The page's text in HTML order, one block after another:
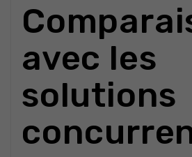
avec les
solutions